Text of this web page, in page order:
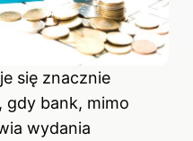
się znacznie
gdy bank, mimo
wydania